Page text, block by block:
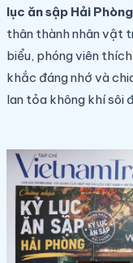
lục ăn sập Hải
thân thành nhân vật
biểu, phóng viên
khắc đáng nhớ và
lan tỏa không khí sôi